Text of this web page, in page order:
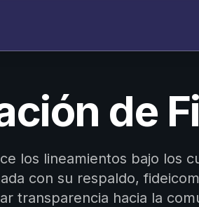
de
los lineamientos bajo los
con su respaldo,
transparencia hacia la